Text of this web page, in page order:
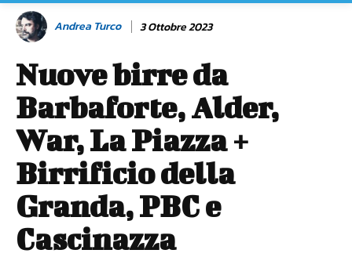
Andrea Turco 3 Ottobre 2023
Nuove birre da
Barbaforte, Alder,
War, La Piazza +
Birrificio della
Granda, PBC e
Cascinazza